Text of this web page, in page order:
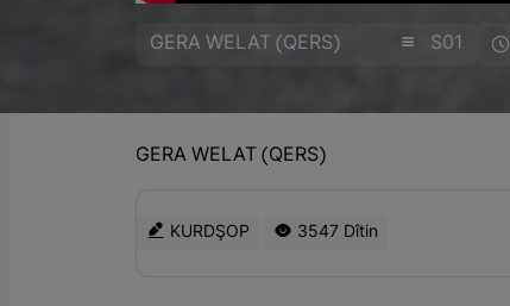
GERA WELAT (QERS) S01
GERA WELAT (QERS)
KURDŞOP 3547 Dîtin